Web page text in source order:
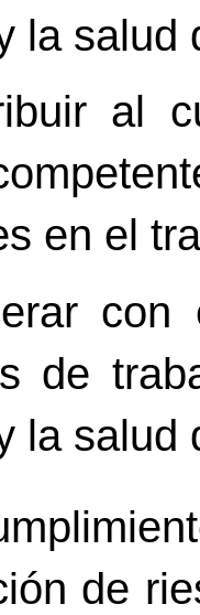
la salud
al
en el
de
la salud
de